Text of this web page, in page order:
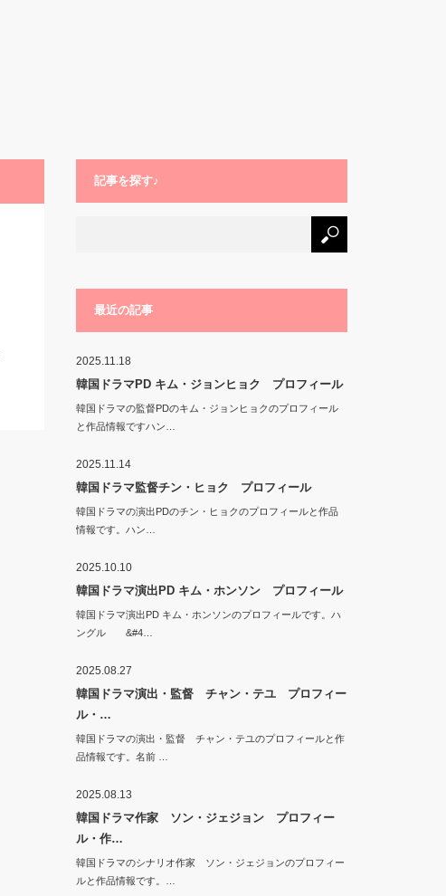
記事を探す♪
最近の記事
2025.11.18
韓国ドラマPD キム・ジョンヒョク プロフィール
韓国ドラマの監督PDのキム・ジョンヒョクのプロフィール
と作品情報ですハン…
2025.11.14
韓国ドラマ監督チン・ヒョク プロフィール
韓国ドラマの演出PDのチン・ヒョクのプロフィールと作品
情報です。ハン…
2025.10.10
韓国ドラマ演出PD キム・ホンソン プロフィール
韓国ドラマ演出PD キム・ホンソンのプロフィールです。ハ
ングル &#4…
2025.08.27
韓国ドラマ演出・監督 チャン・テユ プロフィー
ル・…
韓国ドラマの演出・監督 チャン・テユのプロフィールと作
品情報です。名前 …
2025.08.13
韓国ドラマ作家 ソン・ジェジョン プロフィー
ル・作…
韓国ドラマのシナリオ作家 ソン・ジェジョンのプロフィー
ルと作品情報です。…